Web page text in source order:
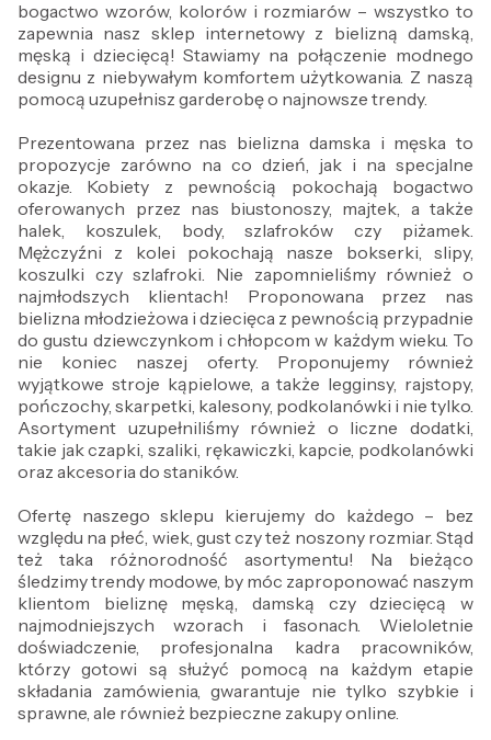
bogactwo wzorów, kolorów i rozmiarów – wszystko to
zapewnia nasz sklep internetowy z bielizną damską,
męską i dziecięcą! Stawiamy na połączenie modnego
designu z niebywałym komfortem użytkowania. Z naszą
pomocą uzupełnisz garderobę o najnowsze trendy.
Prezentowana przez nas bielizna damska i męska to
propozycje zarówno na co dzień, jak i na specjalne
okazje. Kobiety z pewnością pokochają bogactwo
oferowanych przez nas biustonoszy, majtek, a także
halek, koszulek, body, szlafroków czy piżamek.
Mężczyźni z kolei pokochają nasze bokserki, slipy,
koszulki czy szlafroki. Nie zapomnieliśmy również o
najmłodszych klientach! Proponowana przez nas
bielizna młodzieżowa i dziecięca z pewnością przypadnie
do gustu dziewczynkom i chłopcom w każdym wieku. To
nie koniec naszej oferty. Proponujemy również
wyjątkowe stroje kąpielowe, a także legginsy, rajstopy,
pończochy, skarpetki, kalesony, podkolanówki i nie tylko.
Asortyment uzupełniliśmy również o liczne dodatki,
takie jak czapki, szaliki, rękawiczki, kapcie, podkolanówki
oraz akcesoria do staników.
Ofertę naszego sklepu kierujemy do każdego – bez
względu na płeć, wiek, gust czy też noszony rozmiar. Stąd
też taka różnorodność asortymentu! Na bieżąco
śledzimy trendy modowe, by móc zaproponować naszym
klientom bieliznę męską, damską czy dziecięcą w
najmodniejszych wzorach i fasonach. Wieloletnie
doświadczenie, profesjonalna kadra pracowników,
którzy gotowi są służyć pomocą na każdym etapie
składania zamówienia, gwarantuje nie tylko szybkie i
sprawne, ale również bezpieczne zakupy online.